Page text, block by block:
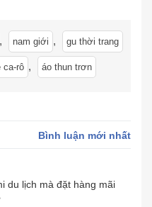
, nam giới , gu thời trang
ca-rô , áo thun trơn
Bình luận mới nhất
du lịch mà đặt hàng mãi